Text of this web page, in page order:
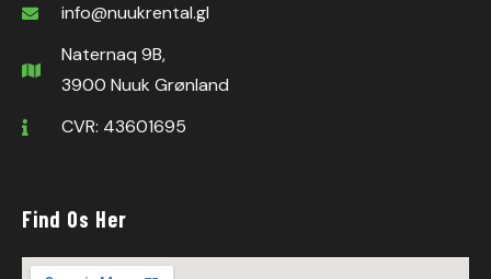
info@nuukrental.gl
Naternaq 9B,
3900 Nuuk Grønland
CVR: 43601695
Find Os Her